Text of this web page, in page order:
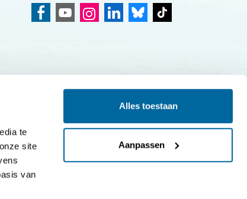
te
site
van
Alles toestaan
Aanpassen